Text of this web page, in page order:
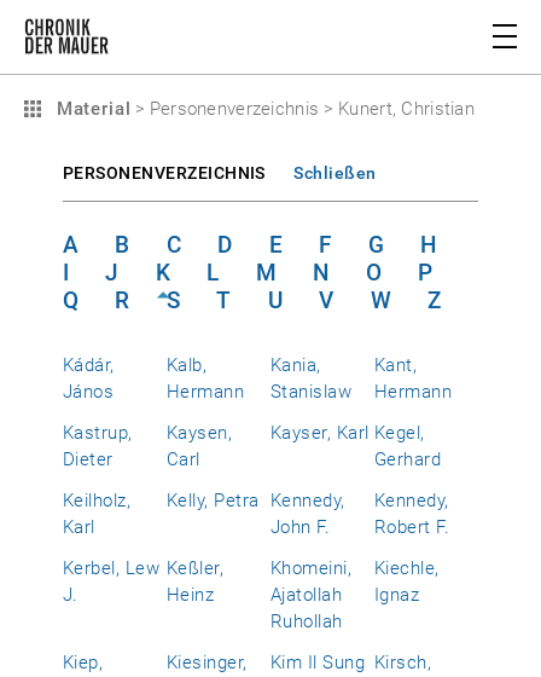
Material > Personenverzeichnis > Kunert, Christian
PERSONENVERZEICHNIS Schließen
A B C D E F G
H
I
J K L M N O
P
Q
R S T U V W Z
Kádár,
János
Kalb,
Hermann
Kania,
Stanislaw
Kant,
Hermann
Kastrup,
Dieter
Kaysen,
Carl
Kayser, Karl Kegel,
Gerhard
Keilholz,
Karl
Kelly, Petra
Kennedy,
John F.
Kennedy,
Robert F.
Kerbel, Lew
J.
Keßler,
Heinz
Khomeini,
Ajatollah
Ruhollah
Kiechle,
Ignaz
Kiep,
Kiesinger,
Kim Il Sung Kirsch,